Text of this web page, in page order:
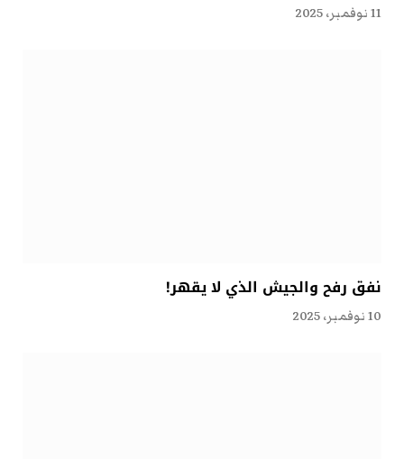
11 نوفمبر، 2025
نفق رفح والجيش الذي لا يقهر!
10 نوفمبر، 2025